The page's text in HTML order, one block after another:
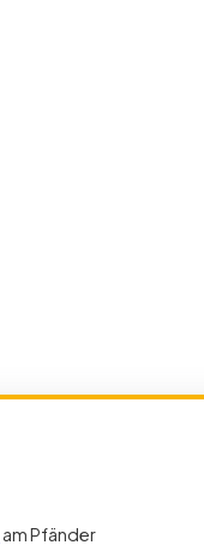
am Pfänder